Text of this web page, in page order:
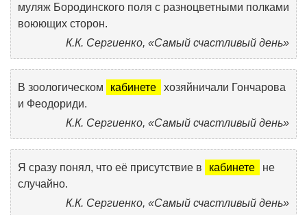
муляж Бородинского поля с разноцветными полками
воюющих сторон.
К.К. Сергиенко, «Самый счастливый день»
В зоологическом кабинете
хозяйничали Гончарова
и Феодориди.
К.К. Сергиенко, «Самый счастливый день»
Я сразу понял, что её присутствие в кабинете
не
случайно.
К.К. Сергиенко, «Самый счастливый день»